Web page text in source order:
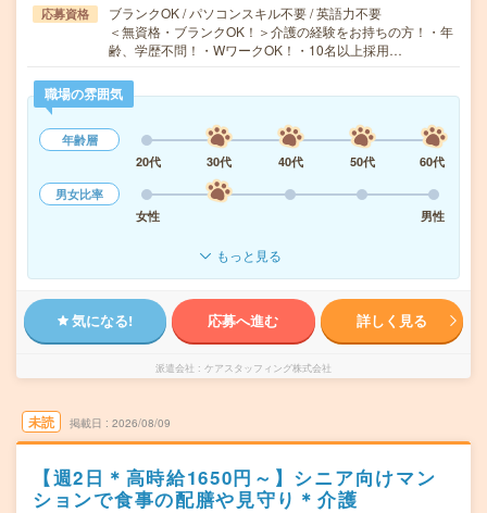
応募資格
ブランクOK / パソコンスキル不要 / 英語力不要
＜無資格・ブランクOK！＞介護の経験をお持ちの方！・年
齢、学歴不問！・WワークOK！・10名以上採用…
職場の雰囲気
年齢層
20代
30代 40代 50代
60代
男女比率
女性
男性
もっと見る
気になる! 応募へ進む 詳しく見る
派遣会社 ケアスタッフィング株式会社
未読 掲載日 2026/08/09
【週2日＊高時給1650円～】シニア向けマン
ションで食事の配膳や見守り＊介護